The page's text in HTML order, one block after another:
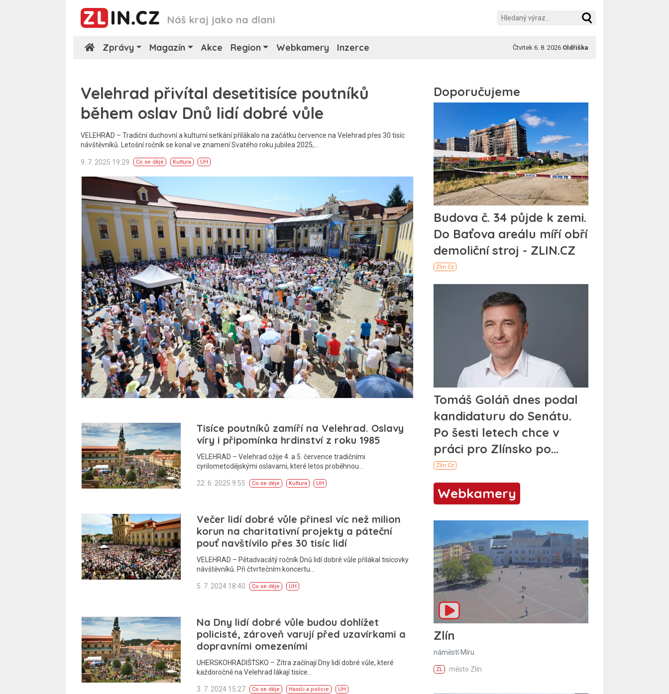
Náš kraj jako na dlani
Zprávy Magazín Akce Region Webkamery Inzerce Čtvrtek 6. 8. 2026 Oldřiška
Velehrad přivítal desetitisíce poutníků
během oslav Dnů lidí dobré vůle
VELEHRAD – Tradiční duchovní a kulturní setkání přilákalo na začátku července na Velehrad přes 30 tisíc
návštěvníků. Letošní ročník se konal ve znamení Svatého roku jubilea 2025,…
9. 7. 2025 19:29 Co se děje Kultura UH
Tisíce poutníků zamíří na Velehrad. Oslavy
víry i připomínka hrdinství z roku 1985
VELEHRAD – Velehrad ožije 4. a 5. července tradičními
cyrilometodějskými oslavami, které letos proběhnou…
22. 6. 2025 9:55 Co se děje Kultura UH
Večer lidí dobré vůle přinesl víc než milion
korun na charitativní projekty a páteční
pouť navštívilo přes 30 tisíc lidí
VELEHRAD – Pětadvacátý ročník Dnů lidí dobré vůle přilákal tisícovky
návštěvníků. Při čtvrtečním koncertu…
5. 7. 2024 18:40 Co se děje UH
Na Dny lidí dobré vůle budou dohlížet
policisté, zároveň varují před uzavírkami a
dopravními omezeními
UHERSKOHRADIŠŤSKO – Zítra začínají Dny lidí dobré vůle, které
každoročně na Velehrad lákají tisíce…
3. 7. 2024 15:27 Co se děje Hasiči a policie UH
Webkamery
Zlín
náměstí Míru
ZL město Zlín